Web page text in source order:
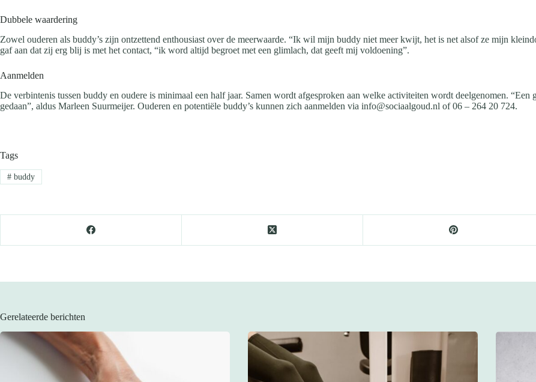
Dubbele waardering
Zowel ouderen als buddy’s zijn ontzettend enthousiast over de meerwaarde. “Ik wil mijn buddy niet meer kwijt, het is net alsof ze mijn
gaf aan dat zij erg blij is met het contact, “ik word altijd begroet met een glimlach, dat geeft mij voldoening”.
Aanmelden
De verbintenis tussen buddy en oudere is minimaal een half jaar. Samen wordt afgesproken aan welke activiteiten wordt deelgenomen.
gedaan”, aldus Marleen Suurmeijer. Ouderen en potentiële buddy’s kunnen zich aanmelden via info@sociaalgoud.nl of 06 – 264 20 724.
Tags
#buddy
Gerelateerde berichten